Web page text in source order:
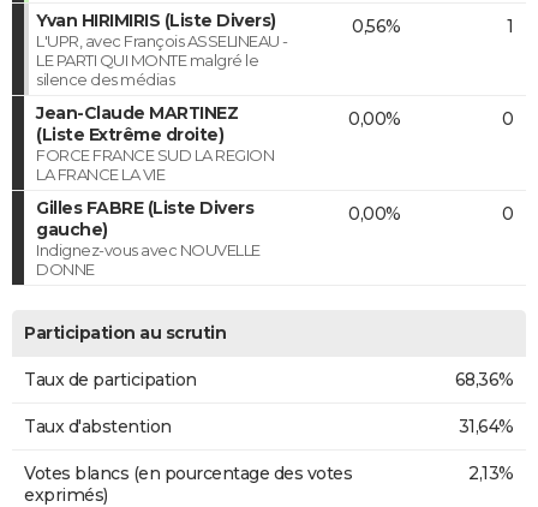
Yvan HIRIMIRIS (Liste Divers)
L'UPR, avec François ASSELINEAU -
LE PARTI QUI MONTE malgré le
silence des médias
0,56% 1
Jean-Claude MARTINEZ
(Liste Extrême droite)
FORCE FRANCE SUD LA REGION
LA FRANCE LA VIE
0,00% 0
Gilles FABRE (Liste Divers
gauche)
Indignez-vous avec NOUVELLE
DONNE
0,00% 0
Participation au scrutin
Taux de participation 68,36%
Taux d'abstention 31,64%
Votes blancs (en pourcentage des votes
exprimés)
2,13%